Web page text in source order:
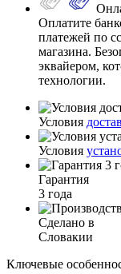
Оплатите
платежей по
магазина.
эквайером,
технологии.
Условия
Условия
Гарантия
3 года
Сделано в
Словакии
Ключевые